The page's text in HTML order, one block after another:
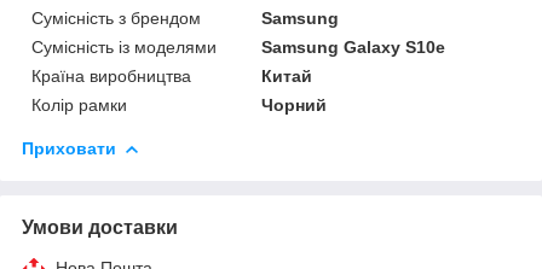
Сумісність з брендом
Samsung
Сумісність із моделями
Samsung Galaxy S10e
Країна виробництва
Китай
Колір рамки
Чорний
Приховати
Умови доставки